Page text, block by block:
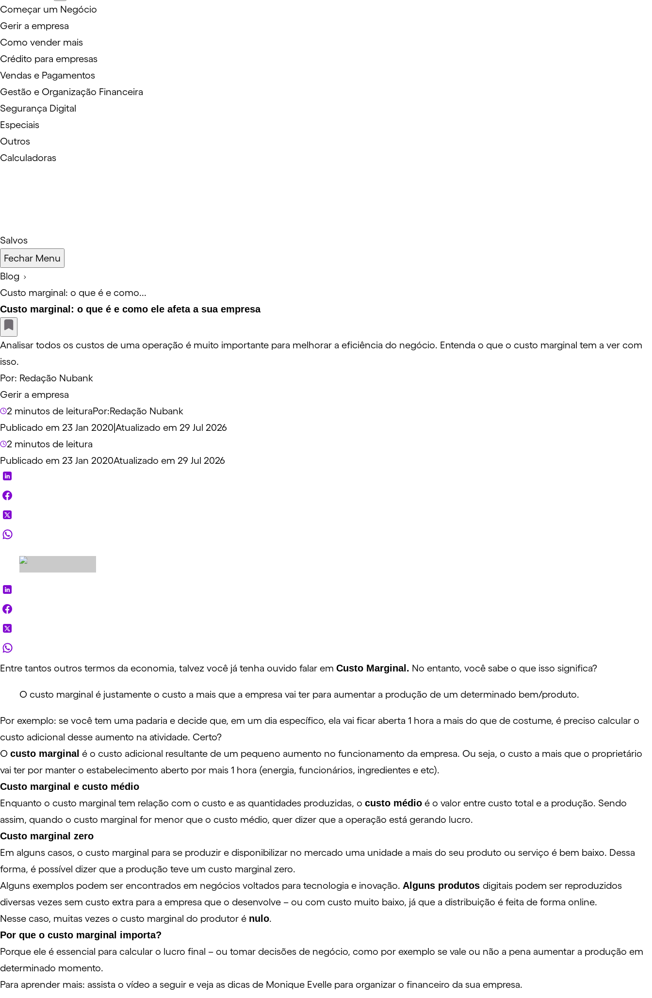
Começar um Negócio
Gerir a empresa
Como vender mais
Crédito para empresas
Vendas e Pagamentos
Gestão e Organização Financeira
Segurança Digital
Especiais
Outros
Calculadoras
Salvos
Fechar Menu
Blog
Custo marginal: o que é e como...
Custo marginal: o que é e como ele afeta a sua empresa
Analisar todos os custos de uma operação é muito importante para melhorar a eficiência do negócio. Entenda o que o custo marginal tem a ver com
isso.
Por: Redação Nubank
Gerir a empresa
2 minutos de leituraPor:Redação Nubank
Publicado em 23 Jan 2020 Atualizado em 29 Jul 2026
2 minutos de leitura
Publicado em 23 Jan 2020Atualizado em 29 Jul 2026
Entre tantos outros termos da economia, talvez você já tenha ouvido falar em Custo Marginal. No entanto, você sabe o que isso significa?
O custo marginal é justamente o custo a mais que a empresa vai ter para aumentar a produção de um determinado bem/produto.
Por exemplo: se você tem uma padaria e decide que, em um dia específico, ela vai ficar aberta 1 hora a mais do que de costume, é preciso calcular o
custo adicional desse aumento na atividade. Certo?
O custo marginal é o custo adicional resultante de um pequeno aumento no funcionamento da empresa. Ou seja, o custo a mais que o proprietário
vai ter por manter o estabelecimento aberto por mais 1 hora (energia, funcionários, ingredientes e etc).
Custo marginal e custo médio
Enquanto o custo marginal tem relação com o custo e as quantidades produzidas, o custo médio é o valor entre custo total e a produção. Sendo
assim, quando o custo marginal for menor que o custo médio, quer dizer que a operação está gerando lucro.
Custo marginal zero
Em alguns casos, o custo marginal para se produzir e disponibilizar no mercado uma unidade a mais do seu produto ou serviço é bem baixo. Dessa
forma, é possível dizer que a produção teve um custo marginal zero.
Alguns exemplos podem ser encontrados em negócios voltados para tecnologia e inovação. Alguns produtos digitais podem ser reproduzidos
diversas vezes sem custo extra para a empresa que o desenvolve – ou com custo muito baixo, já que a distribuição é feita de forma online.
Nesse caso, muitas vezes o custo marginal do produtor é nulo.
Por que o custo marginal importa?
Porque ele é essencial para calcular o lucro final – ou tomar decisões de negócio, como por exemplo se vale ou não a pena aumentar a produção em
determinado momento.
Para aprender mais: assista o vídeo a seguir e veja as dicas de Monique Evelle para organizar o financeiro da sua empresa.